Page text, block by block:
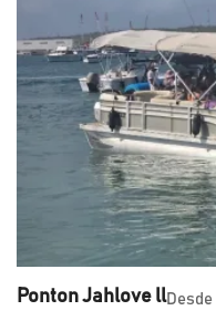
Ponton Jahlove llDesde